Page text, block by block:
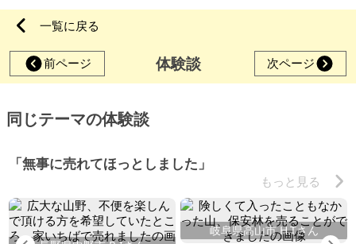
一覧に戻る
前ページ 体験談 次ページ
同じテーマの体験談
「無事に売れてほっとしました」
もっと見る
岐阜県高山市 H.Tさん